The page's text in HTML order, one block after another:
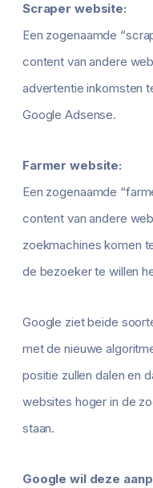
Scraper website:
Een zogenaamde
content van andere
advertentie inkomsten
Google Adsense.
Farmer website:
Een zogenaamde
content van andere
zoekmachines komen
de bezoeker te willen
Google ziet beide
met de nieuwe
positie zullen dalen en
websites hoger in de
staan.
Google wil deze